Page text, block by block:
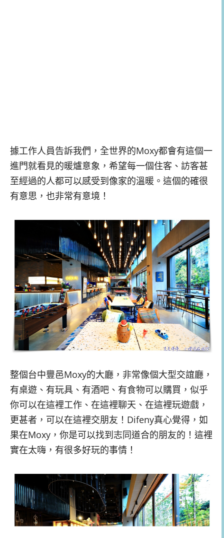
據工作人員告訴我們，全世界的Moxy都會有這個一
進門就看見的暖爐意象，希望每一個住客、訪客甚
至經過的人都可以感受到像家的溫暖。這個的確很
有意思，也非常有意境！
整個台中豐邑Moxy的大廳，非常像個大型交誼廳，
有桌遊、有玩具、有酒吧、有食物可以購買，似乎
你可以在這裡工作、在這裡聊天、在這裡玩遊戲，
更甚者，可以在這裡交朋友！Difeny真心覺得，如
果在Moxy，你是可以找到志同道合的朋友的！這裡
實在太嗨，有很多好玩的事情！